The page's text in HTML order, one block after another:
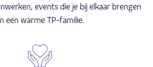
events die je bij elkaar brengen
een warme TP-familie.